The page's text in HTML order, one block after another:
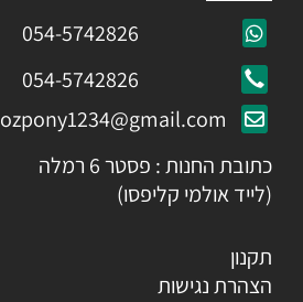
054-5742826
054-5742826
ozpony1234@gmail.com
כתובת החנות : פסטר 6 רמלה
(לייד אולמי קליפסו)
תקנון
הצהרת נגישות